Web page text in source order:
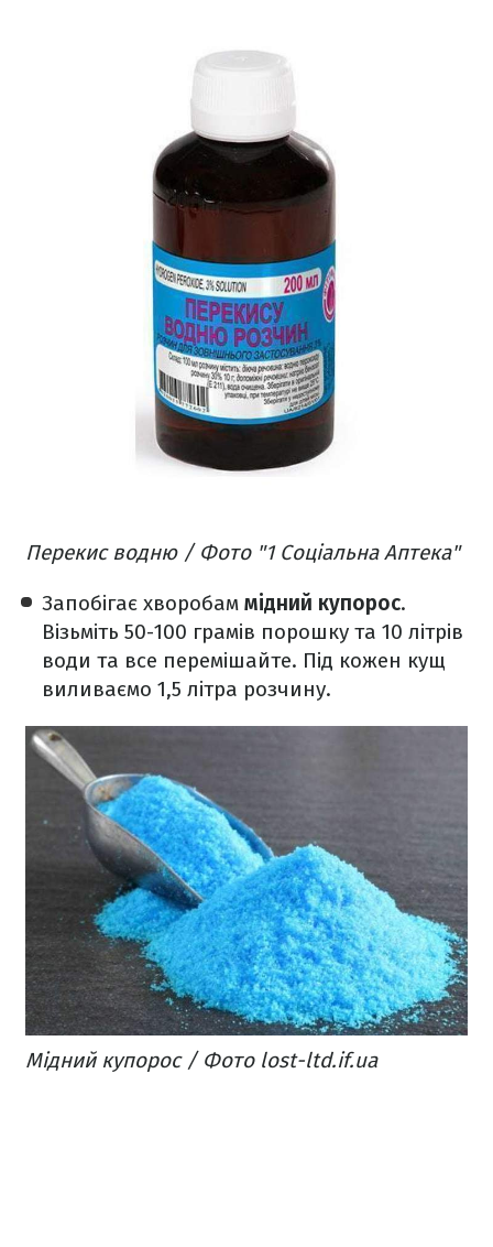
Перекис водню / Фото "1 Соціальна Аптека"
Запобігає хворобам мідний купорос.
Візьміть 50-100 грамів порошку та 10 літрів
води та все перемішайте. Під кожен кущ
виливаємо 1,5 літра розчину.
Мідний купорос / Фото lost-ltd.if.ua